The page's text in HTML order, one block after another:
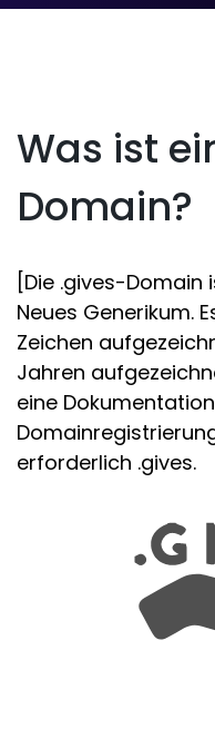
Was ist
Domain?
[Die .gives-Domain
Neues Generikum.
Zeichen
Jahren
eine
erforderlich .gives.